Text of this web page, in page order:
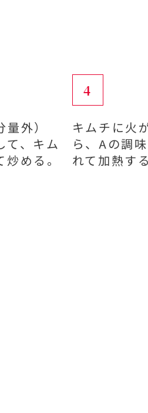
外）
て、キム
める。
4
キムチに火
ら、Aの調
れて加熱する